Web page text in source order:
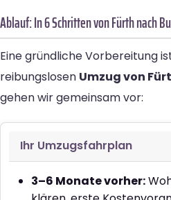
Ablauf: In 6 Schritten von Fürth nach
Eine gründliche Vorbereitung
reibungslosen Umzug von
gehen wir gemeinsam vor:
Ihr Umzugsfahrplan
3–6 Monate vorher: